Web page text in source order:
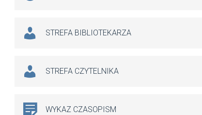
STREFA BIBLIOTEKARZA
STREFA CZYTELNIKA
WYKAZ CZASOPISM